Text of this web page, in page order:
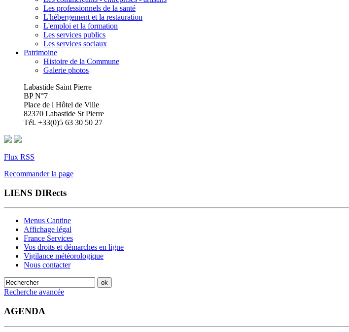
Les professionnels de la santé
L'hébergement et la restauration
L'emploi et la formation
Les services publics
Les services sociaux
Patrimoine
Histoire de la Commune
Galerie photos
Labastide Saint Pierre
BP N°7
Place de l Hôtel de Ville
82370 Labastide St Pierre
Tél. +33(0)5 63 30 50 27
Flux RSS
Recommander la page
LIENS DIRects
Menus Cantine
Affichage légal
France Services
Vos droits et démarches en ligne
Vigilance météorologique
Nous contacter
Recherche avancée
AGENDA